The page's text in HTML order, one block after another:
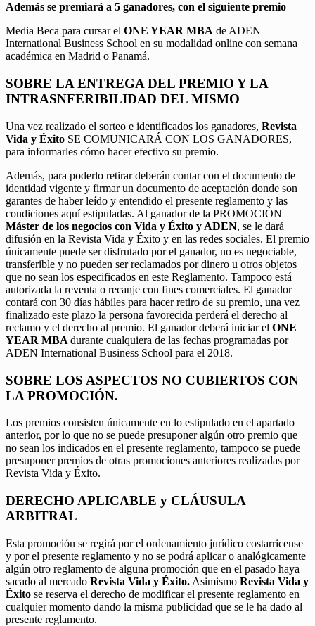
Además se premiará a 5 ganadores, con el siguiente premio
Media Beca para cursar el ONE YEAR MBA de ADEN
International Business School en su modalidad online con semana
académica en Madrid o Panamá.
SOBRE LA ENTREGA DEL PREMIO Y LA
INTRASNFERIBILIDAD DEL MISMO
Una vez realizado el sorteo e identificados los ganadores, Revista
Vida y Éxito SE COMUNICARÁ CON LOS GANADORES,
para informarles cómo hacer efectivo su premio.
Además, para poderlo retirar deberán contar con el documento de
identidad vigente y firmar un documento de aceptación donde son
garantes de haber leído y entendido el presente reglamento y las
condiciones aquí estipuladas. Al ganador de la PROMOCIÓN
Máster de los negocios con Vida y Éxito y ADEN, se le dará
difusión en la Revista Vida y Éxito y en las redes sociales. El premio
únicamente puede ser disfrutado por el ganador, no es negociable,
transferible y no pueden ser reclamados por dinero u otros objetos
que no sean los especificados en este Reglamento. Tampoco está
autorizada la reventa o recanje con fines comerciales. El ganador
contará con 30 días hábiles para hacer retiro de su premio, una vez
finalizado este plazo la persona favorecida perderá el derecho al
reclamo y el derecho al premio. El ganador deberá iniciar el ONE
YEAR MBA durante cualquiera de las fechas programadas por
ADEN International Business School para el 2018.
SOBRE LOS ASPECTOS NO CUBIERTOS CON
LA PROMOCIÓN.
Los premios consisten únicamente en lo estipulado en el apartado
anterior, por lo que no se puede presuponer algún otro premio que
no sean los indicados en el presente reglamento, tampoco se puede
presuponer premios de otras promociones anteriores realizadas por
Revista Vida y Éxito.
DERECHO APLICABLE y CLÁUSULA
ARBITRAL
Esta promoción se regirá por el ordenamiento jurídico costarricense
y por el presente reglamento y no se podrá aplicar o analógicamente
algún otro reglamento de alguna promoción que en el pasado haya
sacado al mercado Revista Vida y Éxito. Asimismo Revista Vida y
Éxito se reserva el derecho de modificar el presente reglamento en
cualquier momento dando la misma publicidad que se le ha dado al
presente reglamento.